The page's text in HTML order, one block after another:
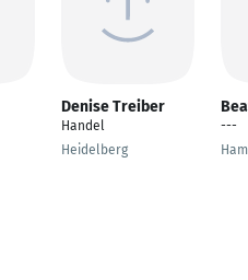
Denise Treiber
Handel
Heidelberg
---